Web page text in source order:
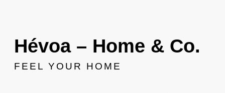
Hévoa – Home & Co.
FEEL YOUR HOME